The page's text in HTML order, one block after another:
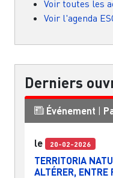
Voir toutes les
Voir l'agenda
Derniers
Événement |
le 20-02-2026
TERRITORIA
ALTÉRER, ENTRE